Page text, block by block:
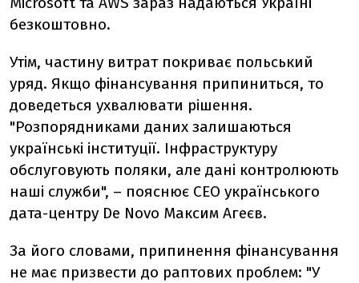
безкоштовно.
Утім, частину витрат покриває польський
уряд. Якщо фінансування припиниться, то
доведеться ухвалювати рішення.
"Розпорядниками даних залишаються
українські інституції. Інфраструктуру
обслуговують поляки, але дані контролюють
наші служби", – пояснює CEO українського
дата-центру De Novo Максим Агеєв.
За його словами, припинення фінансування
не має призвести до раптових проблем: "У